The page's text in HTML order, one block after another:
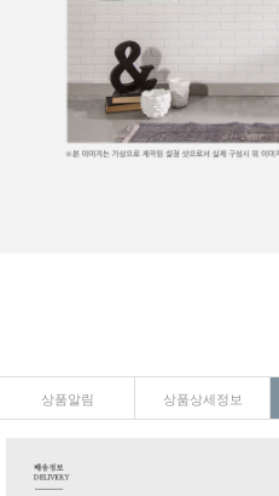
상품알림 상품상세정보